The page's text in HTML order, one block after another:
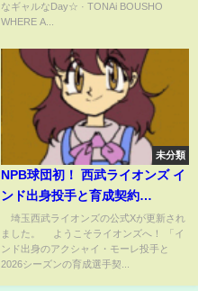
なギャルなDay☆ · TONAi BOUSHO
WHERE A...
未分類
NPB球団初！ 西武ライオンズ イ
ンド出身投手と育成契約
(ABEMA TIMES)
埼玉西武ライオンズの公式Xが更新され
ました。 ようこそライオンズへ！ 「イ
ンド出身のアクシャイ・モーレ投手と
2026シーズンの育成選手契...